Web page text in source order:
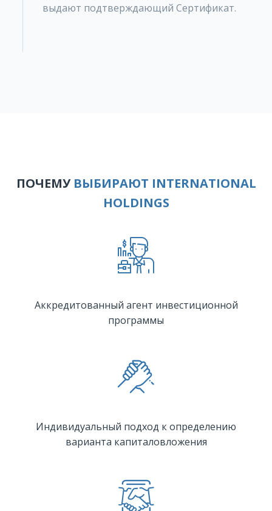
выдают подтверждающий Сертификат.
ПОЧЕМУ ВЫБИРАЮТ INTERNATIONAL
HOLDINGS
Аккредитованный агент инвестиционной
программы
Индивидуальный подход к определению
варианта капиталовложения